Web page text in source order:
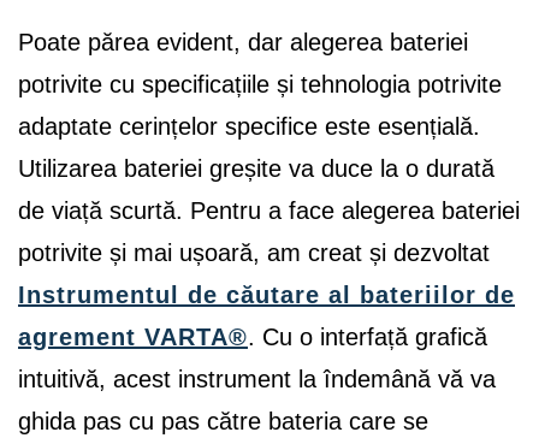
Poate părea evident, dar alegerea bateriei
potrivite cu specificațiile și tehnologia potrivite
adaptate cerințelor specifice este esențială.
Utilizarea bateriei greșite va duce la o durată
de viață scurtă. Pentru a face alegerea bateriei
potrivite și mai ușoară, am creat și dezvoltat
Instrumentul de căutare al bateriilor de
agrement VARTA®. Cu o interfață grafică
intuitivă, acest instrument la îndemână vă va
ghida pas cu pas către bateria care se